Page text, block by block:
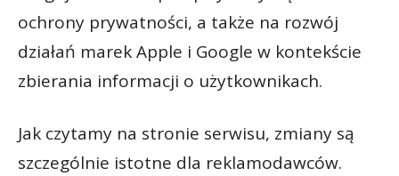
ochrony prywatności, a także na rozwój
działań marek Apple i Google w kontekście
zbierania informacji o użytkownikach.
Jak czytamy na stronie serwisu, zmiany są
szczególnie istotne dla reklamodawców.